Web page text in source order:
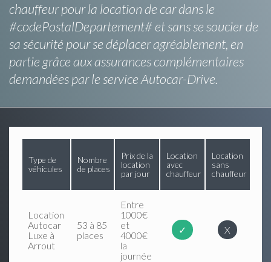
chauffeur pour la location de car dans le
#codePostalDepartement# et sans se soucier de
sa sécurité pour se déplacer agréablement, en
partie grâce aux assurances complémentaires
demandées par le service Autocar-Drive.
Type de
véhicules
Nombre
de places
Prix de la
location
par jour
Location
avec
chauffeur
Location
sans
chauffeur
Location
Autocar
Luxe à
Arrout
53 à 85
places
Entre
1000€
et
4000€
la
journée
✓ X